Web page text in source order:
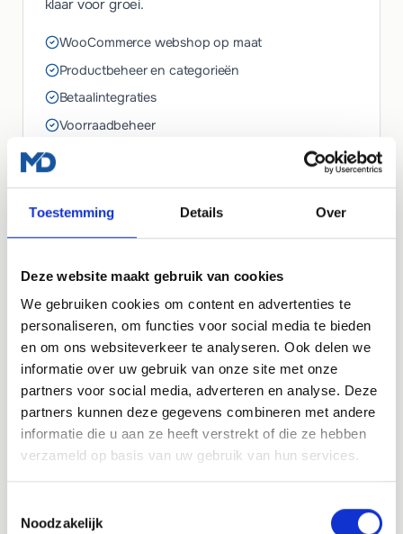
Toestemming Details Over
Deze website maakt gebruik van cookies
We gebruiken cookies om content en advertenties te
personaliseren, om functies voor social media te bieden
en om ons websiteverkeer te analyseren. Ook delen we
informatie over uw gebruik van onze site met onze
partners voor social media, adverteren en analyse. Deze
partners kunnen deze gegevens combineren met andere
informatie die u aan ze heeft verstrekt of die ze hebben
verzameld op basis van uw gebruik van hun services.
Noodzakelijk
klaar voor groei.
WooCommerce webshop op maat
Productbeheer en categorieën
Betaalintegraties
Voorraadbeheer
Basis zoekmachine optimalisatie
LOS AF TE NEMEN
Managed WordPress Hosting
Heb je al een website, maar wil je dat die veilig,
snel en up-to-date blijft? Dan kun je ook los
kiezen voor onze managed WordPress hosting.
€35